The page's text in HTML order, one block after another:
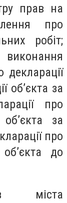
прав на
про
робіт;
декларації
об’єкта за
про
об’єкта за
про
об’єкта до
міста